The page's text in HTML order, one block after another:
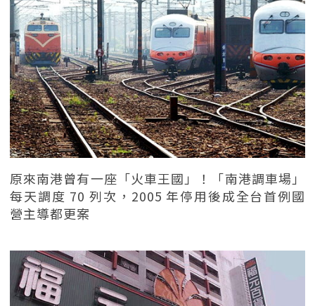
原來南港曾有一座「火車王國」！「南港調車場」
每天調度 70 列次，2005 年停用後成全台首例國
營主導都更案